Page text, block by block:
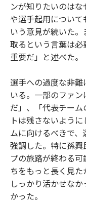
ンが知りたいのは
や選手起用について
いう意見が続いた
取るという言葉は
重要だ」と述べた。
選手への過度な非
いる。一部のファ
だ」、「代表チー
トは残さないよう
ムに向けるべきで
強調した。特に孫
プの旅路が終わる
ちをもっと長く見
しっかり活かせな
かった。